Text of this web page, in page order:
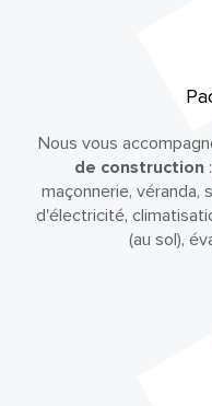
Nous vous
de construction
maçonnerie, véranda,
d'électricité,
(au sol),